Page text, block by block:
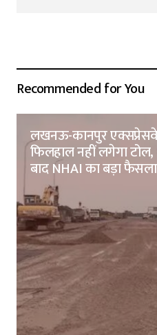
Recommended for You
लखनऊ-कानपुर
फिलहाल नहीं लगेगा
बाद NHAI का बड़ा फैसला